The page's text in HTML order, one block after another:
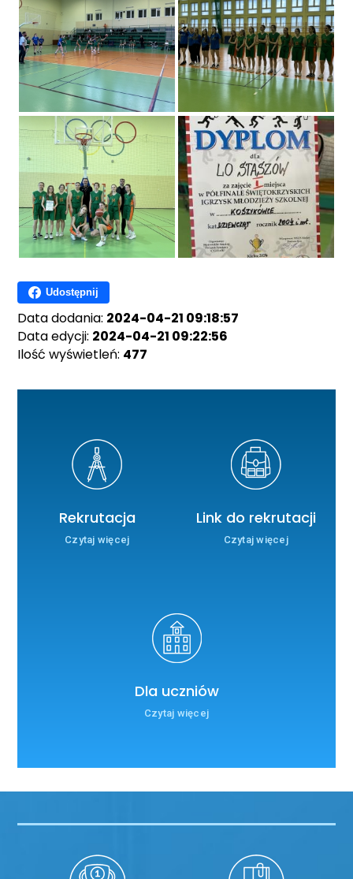
Udostępnij
Data dodania: 2024-04-21 09:18:57
Data edycji: 2024-04-21 09:22:56
Ilość wyświetleń: 477
Rekrutacja
Czytaj więcej
Link do rekrutacji
Czytaj więcej
Dla uczniów
Czytaj więcej